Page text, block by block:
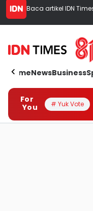
Baca artikel IDN
HomeNewsBusiness
For
You
# Yuk Vote